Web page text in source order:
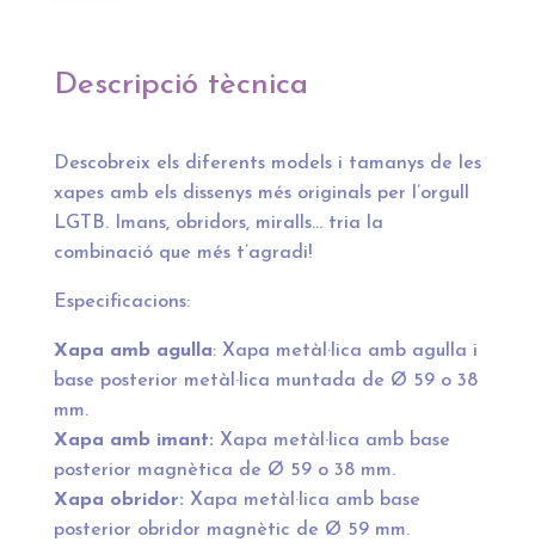
Descripció tècnica
Descobreix els diferents models i tamanys de les
xapes amb els dissenys més originals per l’orgull
LGTB. Imans, obridors, miralls… tria la
combinació que més t’agradi!
Especificacions:
Xapa amb agulla: Xapa metàl·lica amb agulla i
base posterior metàl·lica muntada de Ø 59 o 38
mm.
Xapa amb imant: Xapa metàl·lica amb base
posterior magnètica de Ø 59 o 38 mm.
Xapa obridor: Xapa metàl·lica amb base
posterior obridor magnètic de Ø 59 mm.